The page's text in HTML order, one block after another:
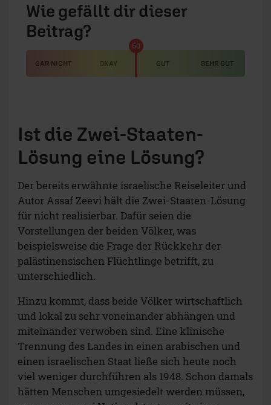
Wie gefällt dir dieser
Beitrag?
GAR NICHT OKAY GUT SEHR GUT
50
Ist die Zwei-Staaten-
Lösung eine Lösung?
Der bereits erwähnte israelische Reiseleiter und
Autor Assaf Zeevi hält die Zwei-Staaten-Lösung
für nicht realisierbar. Dafür seien die
Vorstellungen der beiden Völker, was
beispielsweise die Frage der Rückkehr der
palästinensischen Flüchtlinge betrifft, zu
unterschiedlich.
Hinzu kommt, dass beide Völker wirtschaftlich
und lokal zu sehr voneinander abhängen und
miteinander verwoben sind. Eine klinische
Trennung des Landes in einen arabischen und
einen israelischen Staat ließe sich heute noch
viel weniger durchführen als 1948. Schon damals
hätten Menschen umgesiedelt werden müssen,